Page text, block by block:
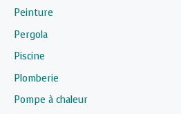
Peinture
Pergola
Piscine
Plomberie
Pompe à chaleur